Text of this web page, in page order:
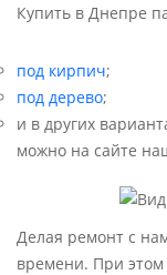
Купить в Днепре
под кирпич;
под дерево;
и в других
можно на сайте
Делая ремонт с
времени. При этом